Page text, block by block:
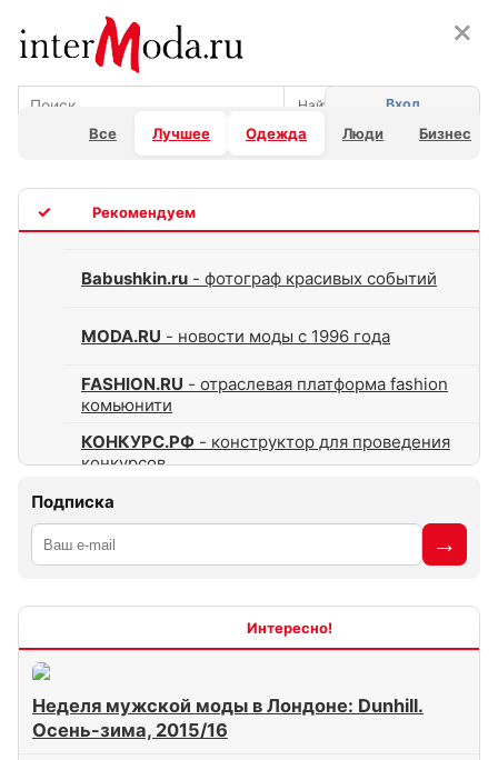
Все Лучшее Одежда Люди Бизнес
Вход
Babushkin.ru - фотограф красивых событий
MODA.RU - новости моды с 1996 года
FASHION.RU - отраслевая платформа fashion
комьюнити
КОНКУРС.РФ - конструктор для проведения
конкурсов
Подписка
Неделя мужской моды в Лондоне: Dunhill.
Осень-зима, 2015/16
×
×